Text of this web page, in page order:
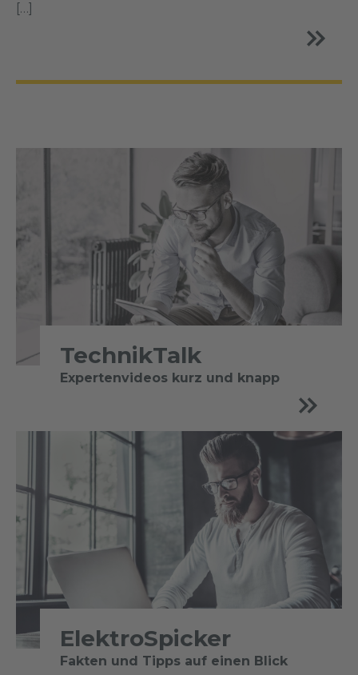
[…]
TechnikTalk
Expertenvideos kurz und knapp
ElektroSpicker
Fakten und Tipps auf einen Blick